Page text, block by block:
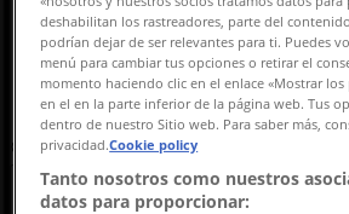
Παρασκευή
09:00 - 21:00
Σάββατο
09:00 - 21:00
Χάρτης
+30 210 4177365
Εκλεισε
deshabilitan los rastreadores, parte del
podrían dejar de ser relevantes para ti. Puedes
menú para cambiar tus opciones o retirar el
momento haciendo clic en el enlace «Mostrar
en el en la parte inferior de la página web. Tus
dentro de nuestro Sitio web. Para saber más,
privacidad.Cookie policy
Tanto nosotros como nuestros
datos para proporcionar: